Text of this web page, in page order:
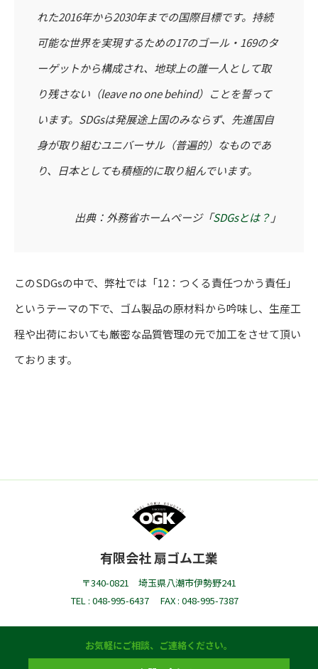
れた2016年から2030年までの国際目標です。持続
可能な世界を実現するための17のゴール・169のタ
ーゲットから構成され、地球上の誰一人として取
り残さない（leave no one behind）ことを誓って
います。SDGsは発展途上国のみならず、先進国自
身が取り組むユニバーサル（普遍的）なものであ
り、日本としても積極的に取り組んでいます。
出典：外務省ホームページ「SDGsとは？ 」
このSDGsの中で、弊社では「12：つくる責任つかう責任」
というテーマの下で、ゴム製品の原材料から吟味し、生産工
程や出荷においても厳密な品質管理の元で加工をさせて頂い
ております。
有限会社 扇ゴム工業
〒340-0821 埼玉県八潮市伊勢野241
TEL : 048-995-6437
FAX : 048-995-7387
お気軽にご相談、ご連絡ください。